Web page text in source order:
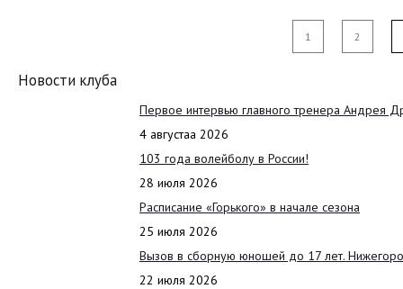
1 2
Новости клуба
Первое интервью главного тренера Андрея
4 августаа 2026
103 года волейболу в России!
28 июля 2026
Расписание «Горького» в начале сезона
25 июля 2026
Вызов в сборную юношей до 17 лет.
22 июля 2026